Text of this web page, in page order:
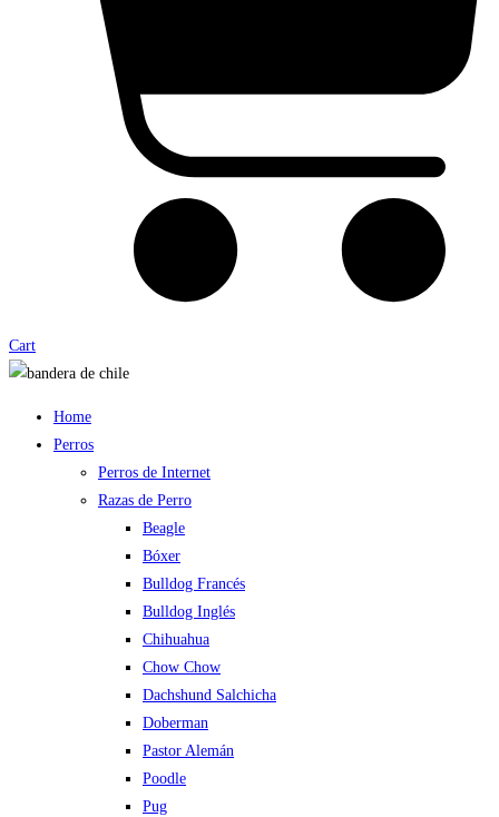
Cart
Home
Perros
Perros de Internet
Razas de Perro
Beagle
Bóxer
Bulldog Francés
Bulldog Inglés
Chihuahua
Chow Chow
Dachshund Salchicha
Doberman
Pastor Alemán
Poodle
Pug